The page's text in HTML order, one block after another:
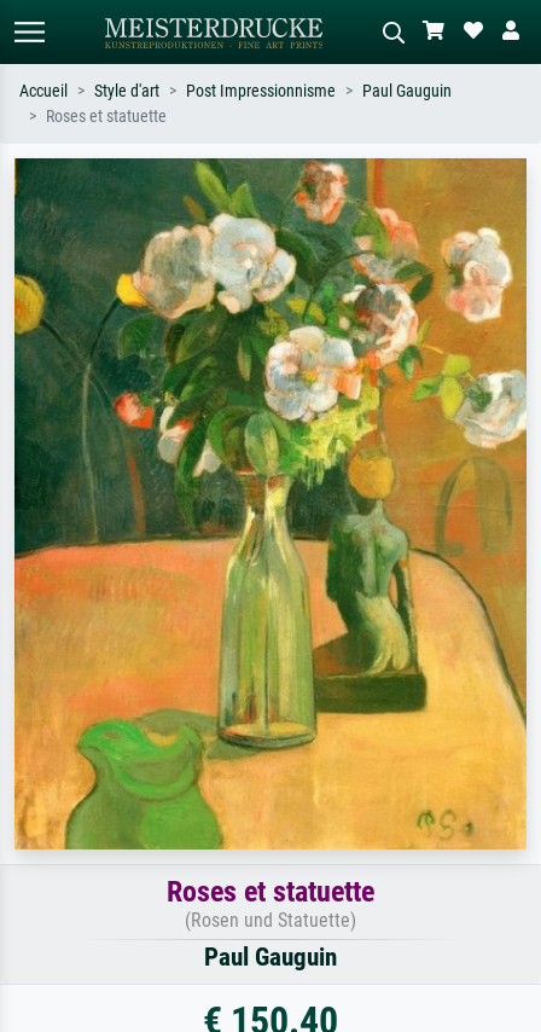
Recherchez par artiste, titre ou style –
ex. Monet, Nuit étoilée,
impressionnisme, vague de Hokusai,
nu.
Décrivez la scène – ex. prairie verte,
abstrait avec beaucoup de rouge,
tableau sombre, nu debout près d'un
arbre.
Accueil Style d'art Post Impressionnisme
Paul Gauguin
Roses et statuette
Roses et statuette
(Rosen und Statuette)
Paul Gauguin
€ 150.40